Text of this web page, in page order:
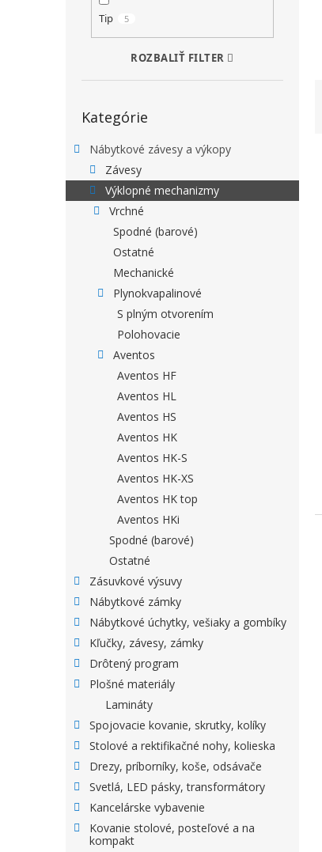
Tip 5
ROZBALIŤ FILTER
Kategórie
Nábytkové závesy a výkopy
Závesy
Výklopné mechanizmy
Vrchné
Spodné (barové)
Ostatné
Mechanické
Plynokvapalinové
S plným otvorením
Polohovacie
Aventos
Aventos HF
Aventos HL
Aventos HS
Aventos HK
Aventos HK-S
Aventos HK-XS
Aventos HK top
Aventos HKi
Spodné (barové)
Ostatné
Zásuvkové výsuvy
Nábytkové zámky
Nábytkové úchytky, vešiaky a gombíky
Kľučky, závesy, zámky
Drôtený program
Plošné materiály
Lamináty
Spojovacie kovanie, skrutky, kolíky
Stolové a rektifikačné nohy, kolieska
Drezy, príborníky, koše, odsávače
Svetlá, LED pásky, transformátory
Kancelárske vybavenie
Kovanie stolové, posteľové a na
kompakt